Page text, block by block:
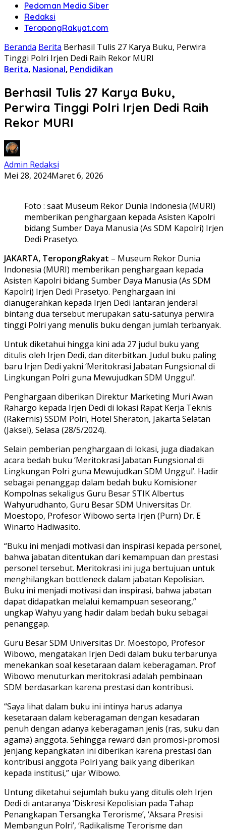
Pedoman Media Siber
Redaksi
TeropongRakyat.com
Beranda Berita Berhasil Tulis 27 Karya Buku, Perwira
Tinggi Polri Irjen Dedi Raih Rekor MURI
Berita, Nasional, Pendidikan
Berhasil Tulis 27 Karya Buku,
Perwira Tinggi Polri Irjen Dedi Raih
Rekor MURI
Admin Redaksi
Mei 28, 2024Maret 6, 2026
Foto : saat Museum Rekor Dunia Indonesia (MURI)
memberikan penghargaan kepada Asisten Kapolri
bidang Sumber Daya Manusia (As SDM Kapolri) Irjen
Dedi Prasetyo.
JAKARTA, TeropongRakyat – Museum Rekor Dunia
Indonesia (MURI) memberikan penghargaan kepada
Asisten Kapolri bidang Sumber Daya Manusia (As SDM
Kapolri) Irjen Dedi Prasetyo. Penghargaan ini
dianugerahkan kepada Irjen Dedi lantaran jenderal
bintang dua tersebut merupakan satu-satunya perwira
tinggi Polri yang menulis buku dengan jumlah terbanyak.
Untuk diketahui hingga kini ada 27 judul buku yang
ditulis oleh Irjen Dedi, dan diterbitkan. Judul buku paling
baru Irjen Dedi yakni ‘Meritokrasi Jabatan Fungsional di
Lingkungan Polri guna Mewujudkan SDM Unggul’.
Penghargaan diberikan Direktur Marketing Muri Awan
Rahargo kepada Irjen Dedi di lokasi Rapat Kerja Teknis
(Rakernis) SSDM Polri, Hotel Sheraton, Jakarta Selatan
(Jaksel), Selasa (28/5/2024).
Selain pemberian penghargaan di lokasi, juga diadakan
acara bedah buku ‘Meritokrasi Jabatan Fungsional di
Lingkungan Polri guna Mewujudkan SDM Unggul’. Hadir
sebagai penanggap dalam bedah buku Komisioner
Kompolnas sekaligus Guru Besar STIK Albertus
Wahyurudhanto, Guru Besar SDM Universitas Dr.
Moestopo, Profesor Wibowo serta Irjen (Purn) Dr. E
Winarto Hadiwasito.
“Buku ini menjadi motivasi dan inspirasi kepada personel,
bahwa jabatan ditentukan dari kemampuan dan prestasi
personel tersebut. Meritokrasi ini juga bertujuan untuk
menghilangkan bottleneck dalam jabatan Kepolisian.
Buku ini menjadi motivasi dan inspirasi, bahwa jabatan
dapat didapatkan melalui kemampuan seseorang,”
ungkap Wahyu yang hadir dalam bedah buku sebagai
penanggap.
Guru Besar SDM Universitas Dr. Moestopo, Profesor
Wibowo, mengatakan Irjen Dedi dalam buku terbarunya
menekankan soal kesetaraan dalam keberagaman. Prof
Wibowo menuturkan meritokrasi adalah pembinaan
SDM berdasarkan karena prestasi dan kontribusi.
“Saya lihat dalam buku ini intinya harus adanya
kesetaraan dalam keberagaman dengan kesadaran
penuh dengan adanya keberagaman jenis (ras, suku dan
agama) anggota. Sehingga reward dan promosi-promosi
jenjang kepangkatan ini diberikan karena prestasi dan
kontribusi anggota Polri yang baik yang diberikan
kepada institusi,” ujar Wibowo.
Untung diketahui sejumlah buku yang ditulis oleh Irjen
Dedi di antaranya ‘Diskresi Kepolisian pada Tahap
Penangkapan Tersangka Terorisme’, ‘Aksara Presisi
Membangun Polri’, ‘Radikalisme Terorisme dan